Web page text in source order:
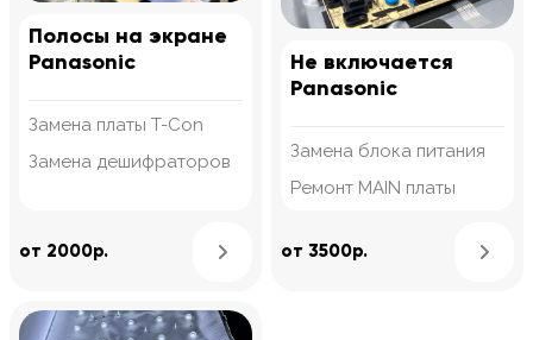
Полосы на экране
Panasonic
Замена платы T-Con
Замена дешифраторов
от 2000р. Узнать подробнее
Не включается
Panasonic
Замена блока питания
Ремонт MAIN платы
от 3500р.